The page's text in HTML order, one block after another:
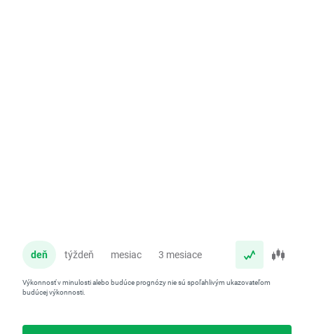
deň týždeň mesiac 3 mesiace
Výkonnosť v minulosti alebo budúce prognózy nie sú spoľahlivým ukazovateľom
budúcej výkonnosti.